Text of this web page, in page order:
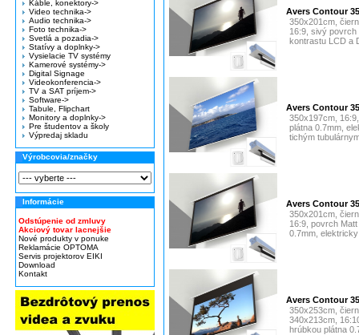
Káble, konektory->
Video technika->
Audio technika->
Foto technika->
Svetlá a pozadia->
Statívy a doplnky->
Vysielacie TV systémy
Kamerové systémy->
Digital Signage
Videokonferencia->
TV a SAT príjem->
Software->
Tabule, Flipchart
Monitory a doplnky->
Pre študentov a školy
Výpredaj skladu
Výrobcovia/značky
Informácie
Odstúpenie od zmluvy
Akciový tovar lacnejšie
Nové produkty v ponuke
Reklamácie OPTOMA
Servis projektorov EIKI
Download
Kontakt
Avers Contour
350x201cm,
16:9, sivý
kontrastu LCD a
Avers Contour
350x197cm,
plátna 0.7mm,
tichým
Avers Contour
350x201cm,
16:9, povrch
0.7mm,
Avers Contour
350x253cm,
340x213cm,
hrúbkou plátna